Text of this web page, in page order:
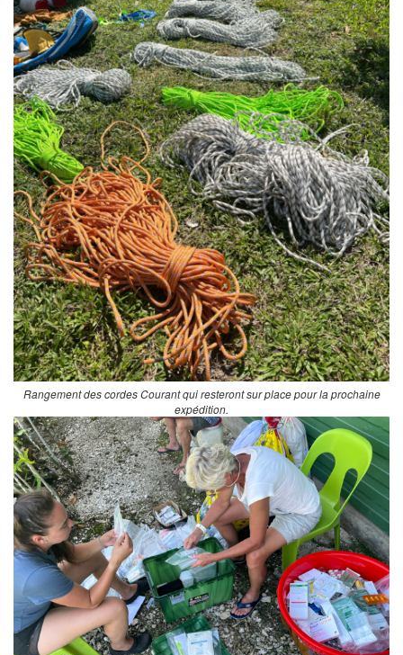
Rangement des cordes Courant qui resteront sur place pour la prochaine
expédition.